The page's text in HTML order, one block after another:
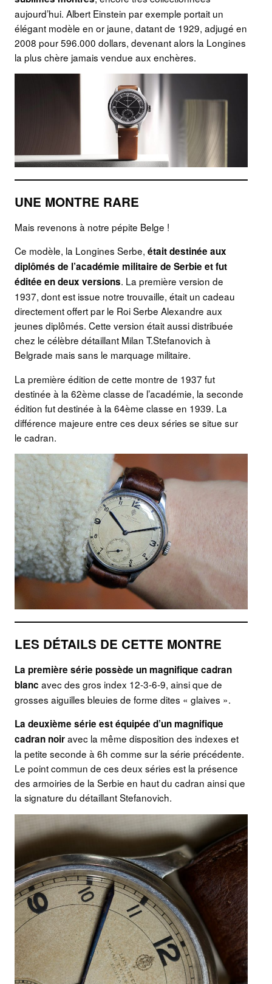
aujourd’hui. Albert Einstein par exemple portait un
élégant modèle en or jaune, datant de 1929, adjugé en
2008 pour 596.000 dollars, devenant alors la Longines
la plus chère jamais vendue aux enchères.
UNE MONTRE RARE
Mais revenons à notre pépite Belge !
Ce modèle, la Longines Serbe, était destinée aux
diplômés de l’académie militaire de Serbie et fut
éditée en deux versions. La première version de
1937, dont est issue notre trouvaille, était un cadeau
directement offert par le Roi Serbe Alexandre aux
jeunes diplômés. Cette version était aussi distribuée
chez le célèbre détaillant Milan T.Stefanovich à
Belgrade mais sans le marquage militaire.
La première édition de cette montre de 1937 fut
destinée à la 62ème classe de l’académie, la seconde
édition fut destinée à la 64ème classe en 1939. La
différence majeure entre ces deux séries se situe sur
le cadran.
LES DÉTAILS DE CETTE MONTRE
La première série possède un magnifique cadran
blanc avec des gros index 12-3-6-9, ainsi que de
grosses aiguilles bleuies de forme dites « glaives ».
La deuxième série est équipée d’un magnifique
cadran noiravec la même disposition des indexes et
la petite seconde à 6h comme sur la série précédente.
Le point commun de ces deux séries est la présence
des armoiries de la Serbie en haut du cadran ainsi que
la signature du détaillant Stefanovich.